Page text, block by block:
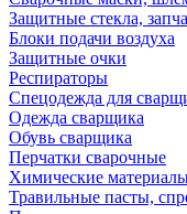
Защитные стекла,
Блоки подачи воздуха
Защитные очки
Респираторы
Спецодежда для
Одежда сварщика
Обувь сварщика
Перчатки сварочные
Химические
Травильные пасты,